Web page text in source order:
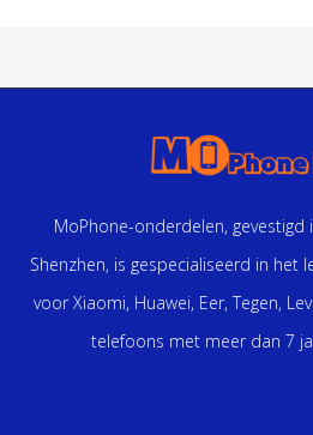
MoPhone-onderdelen, gevestigd
Shenzhen, is gespecialiseerd in het
voor Xiaomi, Huawei, Eer, Tegen,
telefoons met meer dan 7